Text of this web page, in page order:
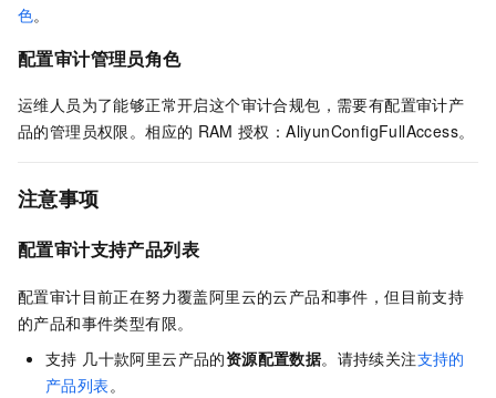
色。
配置审计管理员角色
运维人员为了能够正常开启这个审计合规包，需要有配置审计产
品的管理员权限。相应的 RAM 授权：AliyunConfigFullAccess。
注意事项
配置审计支持产品列表
配置审计目前正在努力覆盖阿里云的云产品和事件，但目前支持
的产品和事件类型有限。
支持 几十款阿里云产品的资源配置数据。请持续关注支持的
产品列表。